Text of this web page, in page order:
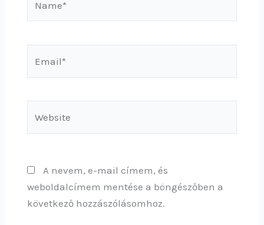
A nevem, e-mail címem, és
weboldalcímem mentése a böngészőben a
következő hozzászólásomhoz.